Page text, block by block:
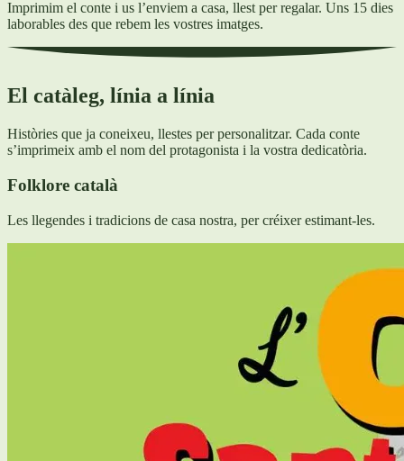
Imprimim el conte i us l’enviem a casa, llest per regalar. Uns 15 dies
laborables des que rebem les vostres imatges.
El catàleg, línia a línia
Històries que ja coneixeu, llestes per personalitzar. Cada conte
s’imprimeix amb el nom del protagonista i la vostra dedicatòria.
Folklore català
Les llegendes i tradicions de casa nostra, per créixer estimant-les.